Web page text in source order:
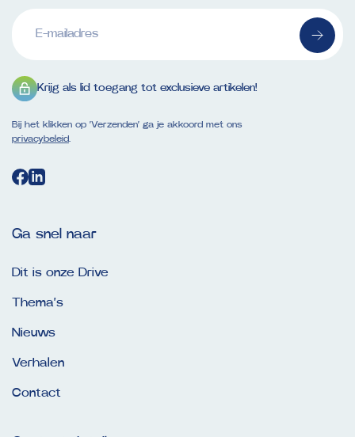
mailadres
Krijg als lid toegang tot exclusieve artikelen!
Bij het klikken op ‘Verzenden’ ga je akkoord met ons
privacybeleid
Ga snel naar
Dit is onze Drive
Thema’s
Nieuws
Verhalen
Contact